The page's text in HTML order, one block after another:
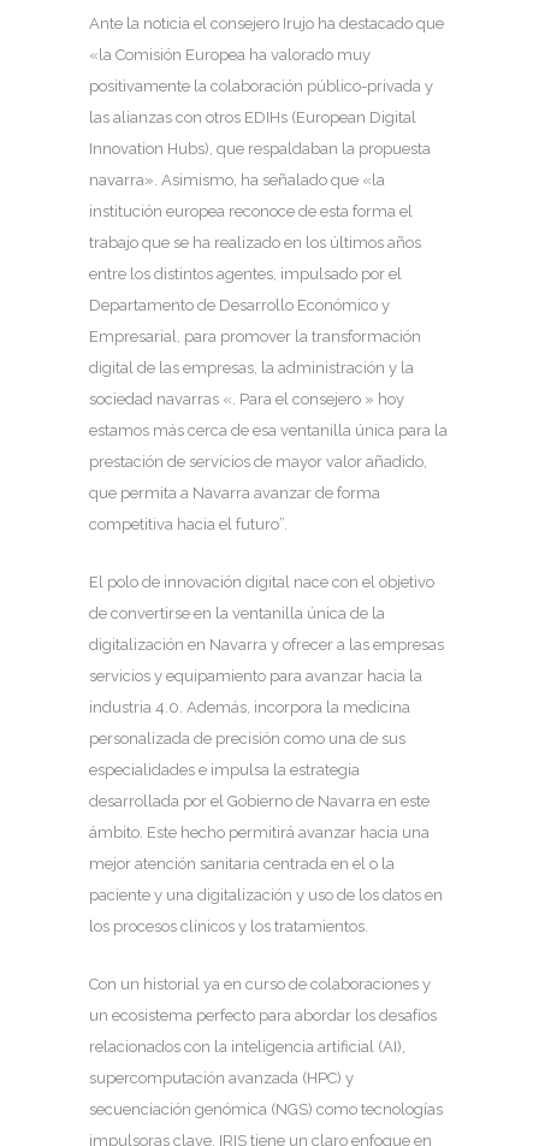
Ante la noticia el consejero Irujo ha destacado que
«la Comisión Europea ha valorado muy
positivamente la colaboración público-privada y
las alianzas con otros EDIHs (European Digital
Innovation Hubs), que respaldaban la propuesta
navarra». Asimismo, ha señalado que «la
institución europea reconoce de esta forma el
trabajo que se ha realizado en los últimos años
entre los distintos agentes, impulsado por el
Departamento de Desarrollo Económico y
Empresarial, para promover la transformación
digital de las empresas, la administración y la
sociedad navarras «. Para el consejero » hoy
estamos más cerca de esa ventanilla única para la
prestación de servicios de mayor valor añadido,
que permita a Navarra avanzar de forma
competitiva hacia el futuro”.
El polo de innovación digital nace con el objetivo
de convertirse en la ventanilla única de la
digitalización en Navarra y ofrecer a las empresas
servicios y equipamiento para avanzar hacia la
industria 4.0. Además, incorpora la medicina
personalizada de precisión como una de sus
especialidades e impulsa la estrategia
desarrollada por el Gobierno de Navarra en este
ámbito. Este hecho permitirá avanzar hacia una
mejor atención sanitaria centrada en el o la
paciente y una digitalización y uso de los datos en
los procesos clínicos y los tratamientos.
Con un historial ya en curso de colaboraciones y
un ecosistema perfecto para abordar los desafíos
relacionados con la inteligencia artificial (AI),
supercomputación avanzada (HPC) y
secuenciación genómica (NGS) como tecnologías
impulsoras clave, IRIS tiene un claro enfoque en